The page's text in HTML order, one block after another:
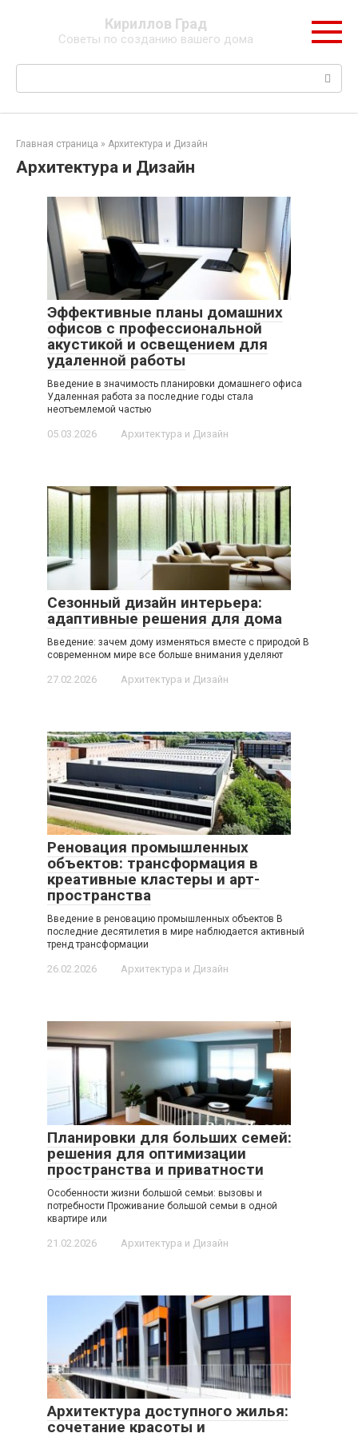
Кириллов Град
Советы по созданию вашего дома
Поиск:
Главная страница » Архитектура и Дизайн
Архитектура и Дизайн
Эффективные планы домашних
офисов с профессиональной
акустикой и освещением для
удаленной работы
Введение в значимость планировки домашнего офиса
Удаленная работа за последние годы стала
неотъемлемой частью
05.03.2026 Архитектура и Дизайн
Сезонный дизайн интерьера:
адаптивные решения для дома
Введение: зачем дому изменяться вместе с природой В
современном мире все больше внимания уделяют
27.02.2026 Архитектура и Дизайн
Реновация промышленных
объектов: трансформация в
креативные кластеры и арт-
пространства
Введение в реновацию промышленных объектов В
последние десятилетия в мире наблюдается активный
тренд трансформации
26.02.2026 Архитектура и Дизайн
Планировки для больших семей:
решения для оптимизации
пространства и приватности
Особенности жизни большой семьи: вызовы и
потребности Проживание большой семьи в одной
квартире или
21.02.2026 Архитектура и Дизайн
Архитектура доступного жилья:
сочетание красоты и